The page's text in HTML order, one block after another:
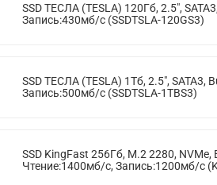
SSD ТЕСЛА (TESLA) 120Гб, 2.5",
Запись:430мб/с (SSDTSLA-120GS3)
SSD ТЕСЛА (TESLA) 1Тб, 2.5", SATA3,
Запись:500мб/с (SSDTSLA-1TBS3)
SSD KingFast 256Гб, M.2 2280, NVMe,
Чтение:1400мб/с, Запись:1200мб/с